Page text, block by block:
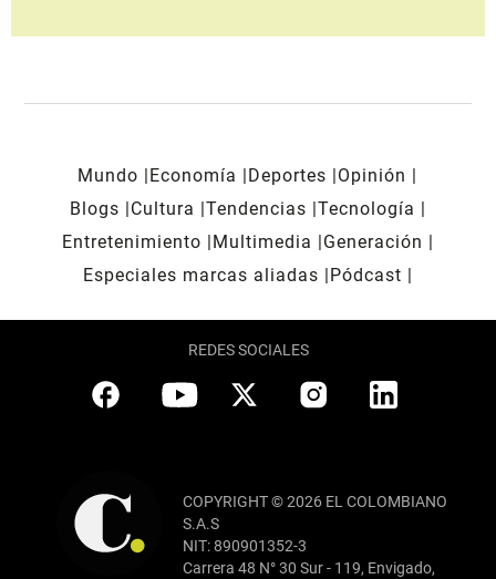
Mundo Economía Deportes
Opinión
Blogs
Cultura Tendencias Tecnología
Entretenimiento
Multimedia
Generación
Especiales marcas aliadas
Pódcast
REDES SOCIALES
COPYRIGHT © 2026 EL COLOMBIANO
S.A.S
NIT: 890901352-3
Carrera 48 N° 30 Sur - 119, Envigado,